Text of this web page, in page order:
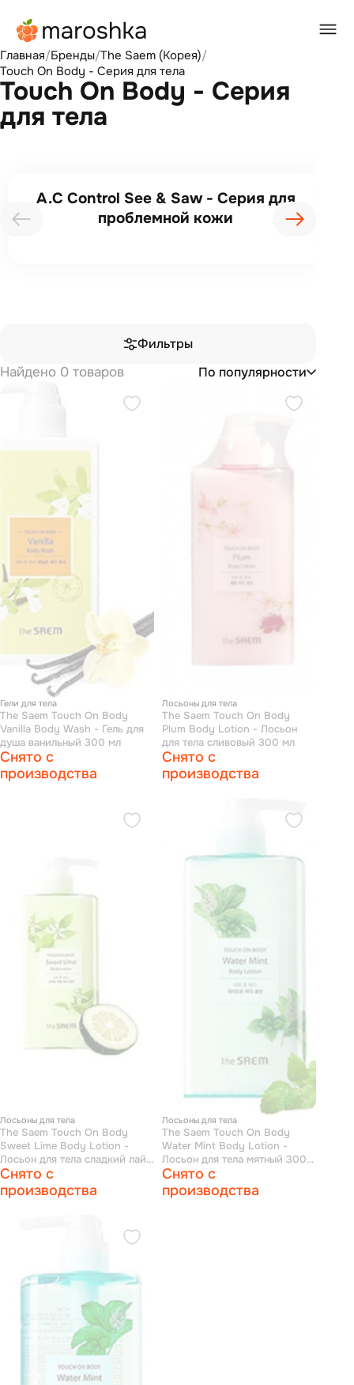
Главная/Бренды/The Saem (Корея)/
Touch On Body - Cерия для тела
Touch On Body - Cерия
для тела
A.C Control See & Saw - Серия для
проблемной кожи
Фильтры
Найдено 0 товаров
По популярности
Гели для тела
The Saem Touch On Body
Vanilla Body Wash - Гель для
душа ванильный 300 мл
Снято с
производства
Лосьоны для тела
The Saem Touch On Body
Plum Body Lotion - Лосьон
для тела сливовый 300 мл
Снято с
производства
Лосьоны для тела
The Saem Touch On Body
Sweet Lime Body Lotion -
Лосьон для тела сладкий лайм
300 мл
Снято с
производства
Лосьоны для тела
The Saem Touch On Body
Water Mint Body Lotion -
Лосьон для тела мятный 300
мл
Снято с
производства